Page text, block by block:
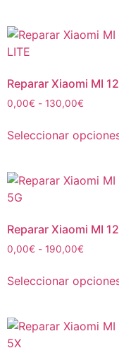
Reparar Xiaomi MI
0,00€ - 130,00€
Seleccionar
Reparar Xiaomi MI
0,00€ - 190,00€
Seleccionar